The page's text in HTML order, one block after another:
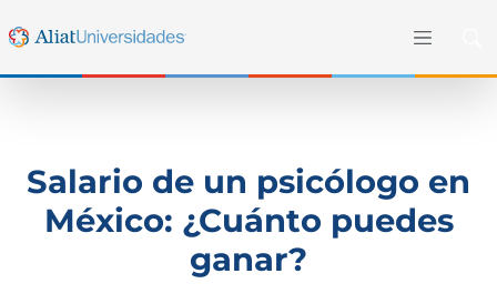
Salario de un psicólogo en
México: ¿Cuánto puedes
ganar?